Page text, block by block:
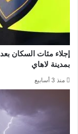
إجلاء مئات السكان
بمدينة لاهاي
منذ 3 أسابيع